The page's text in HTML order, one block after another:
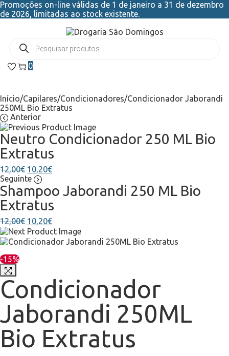
Promoções on-line válidas de 1 de janeiro a 31 de dezembro
de 2026, limitadas ao stock existente.
0
Início/Capilares/Condicionadores/Condicionador Jaborandi
250ML Bio Extratus
Anterior
Neutro Condicionador 250 ML Bio
Extratus
12,00€ 10,20€
Seguinte
Shampoo Jaborandi 250 ML Bio
Extratus
12,00€ 10,20€
-15%
Condicionador
Jaborandi 250ML
Bio Extratus